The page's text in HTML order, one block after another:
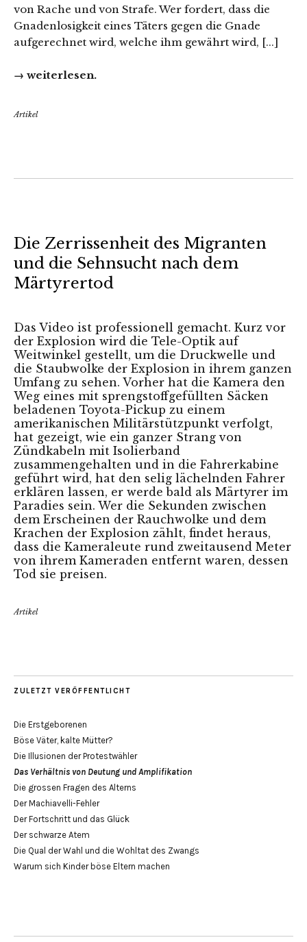
von Rache und von Strafe. Wer fordert, dass die
Gnadenlosigkeit eines Täters gegen die Gnade
aufgerechnet wird, welche ihm gewährt wird, [...]
→ weiterlesen.
Artikel
Die Zerrissenheit des Migranten
und die Sehnsucht nach dem
Märtyrertod
Das Video ist professionell gemacht. Kurz vor
der Explosion wird die Tele-Optik auf
Weitwinkel gestellt, um die Druckwelle und
die Staubwolke der Explosion in ihrem ganzen
Umfang zu sehen. Vorher hat die Kamera den
Weg eines mit sprengstoffgefüllten Säcken
beladenen Toyota-Pickup zu einem
amerikanischen Militärstützpunkt verfolgt,
hat gezeigt, wie ein ganzer Strang von
Zündkabeln mit Isolierband
zusammengehalten und in die Fahrerkabine
geführt wird, hat den selig lächelnden Fahrer
erklären lassen, er werde bald als Märtyrer im
Paradies sein. Wer die Sekunden zwischen
dem Erscheinen der Rauchwolke und dem
Krachen der Explosion zählt, findet heraus,
dass die Kameraleute rund zweitausend Meter
von ihrem Kameraden entfernt waren, dessen
Tod sie preisen.
Artikel
ZULETZT VERÖFFENTLICHT
Die Erstgeborenen
Böse Väter, kalte Mütter?
Die Illusionen der Protestwähler
Das Verhältnis von Deutung und Amplifikation
Die grossen Fragen des Alterns
Der Machiavelli-Fehler
Der Fortschritt und das Glück
Der schwarze Atem
Die Qual der Wahl und die Wohltat des Zwangs
Warum sich Kinder böse Eltern machen